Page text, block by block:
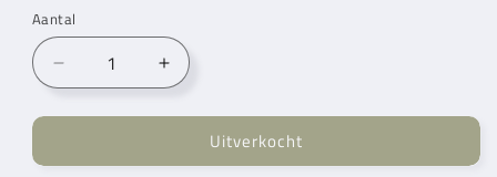
Aantal
Aantal
verlagen
voor
Yarn
Aantal
verhogen
voor
Scheepjes
Yarn
Uitverkocht